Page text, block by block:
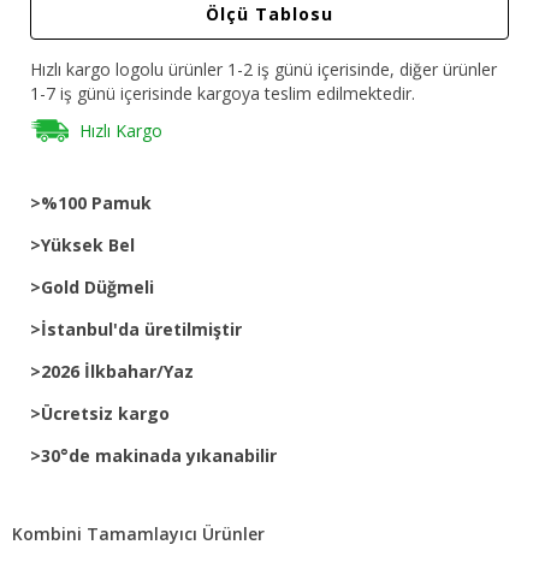
Ölçü Tablosu
Hızlı kargo logolu ürünler 1-2 iş günü içerisinde, diğer ürünler
1-7 iş günü içerisinde kargoya teslim edilmektedir.
Hızlı Kargo
>%100 Pamuk
>Yüksek Bel
>Gold Düğmeli
>İstanbul'da üretilmiştir
>2026 İlkbahar/Yaz
>Ücretsiz kargo
>30°de makinada yıkanabilir
Kombini Tamamlayıcı Ürünler